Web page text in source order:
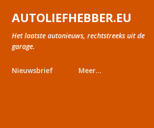
Doorgaan naar hoofdcontent
AUTOLIEFHEBBER.EU
Het laatste autonieuws, rechtstreeks uit de
garage.
Nieuwsbrief Meer…